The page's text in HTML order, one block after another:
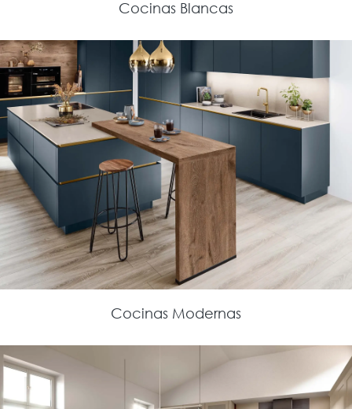
Cocinas Blancas
Cocinas Modernas